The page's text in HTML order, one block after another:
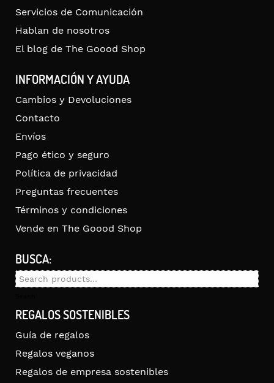
Servicios de Comunicación
Hablan de nosotros
El blog de The Goood Shop
INFORMACIÓN Y AYUDA
Cambios y Devoluciones
Contacto
Envíos
Pago ético y seguro
Política de privacidad
Preguntas frecuentes
Términos y condiciones
Vende en The Goood Shop
BUSCA:
Search
REGALOS SOSTENIBLES
Guía de regalos
Regalos veganos
Regalos de empresa sostenibles